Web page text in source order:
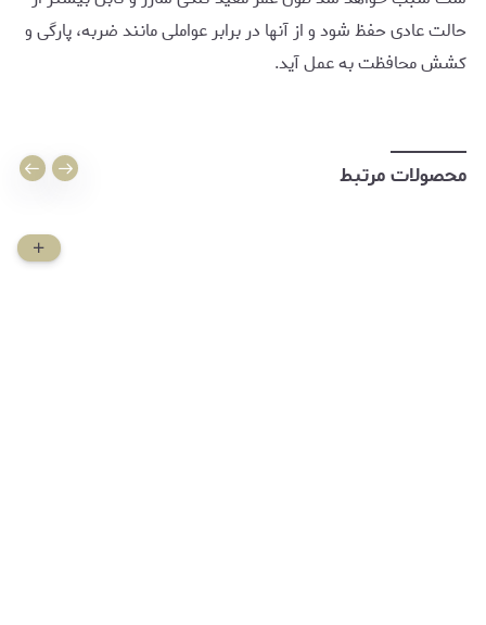
حالت عادی حفظ شود و از آنها در برابر عواملی مانند ضربه، پارگی و
کشش محافظت به عمل آید.
محصولات مرتبط